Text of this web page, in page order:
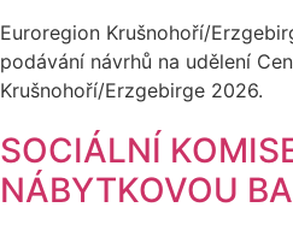
Euroregion Krušnohoří/
podávání návrhů na udělení
Krušnohoří/Erzgebirge 2026.
SOCIÁLNÍ
NÁBYTKOVOU